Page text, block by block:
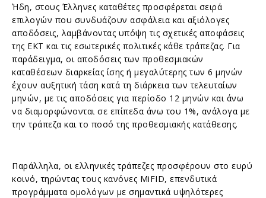
Ήδη, στους Έλληνες καταθέτες προσφέρεται σειρά
επιλογών που συνδυάζουν ασφάλεια και αξιόλογες
αποδόσεις, λαμβάνοντας υπόψη τις σχετικές αποφάσεις
της ΕΚΤ και τις εσωτερικές πολιτικές κάθε τράπεζας. Για
παράδειγμα, οι αποδόσεις των προθεσμιακών
καταθέσεων διαρκείας ίσης ή μεγαλύτερης των 6 μηνών
έχουν αυξητική τάση κατά τη διάρκεια των τελευταίων
μηνών, με τις αποδόσεις για περίοδο 12 μηνών και άνω
να διαμορφώνονται σε επίπεδα άνω του 1%, ανάλογα με
την τράπεζα και το ποσό της προθεσμιακής κατάθεσης.
Παράλληλα, οι ελληνικές τράπεζες προσφέρουν στο ευρύ
κοινό, τηρώντας τους κανόνες MiFID, επενδυτικά
προγράμματα ομολόγων με σημαντικά υψηλότερες